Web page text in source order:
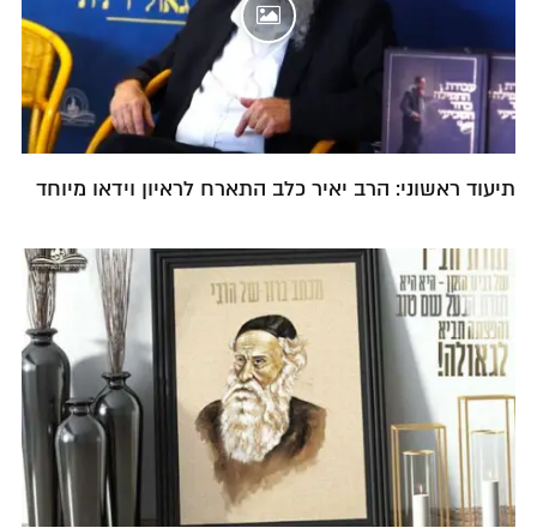
תיעוד ראשוני: הרב יאיר כלב התארח לראיון וידאו מיוחד